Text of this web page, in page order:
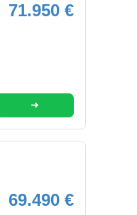
71.950 €
➜
69.490 €